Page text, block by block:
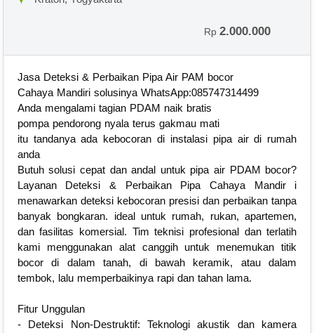
Rp2.000.000
Jasa Deteksi & Perbaikan Pipa Air PAM bocor
Cahaya Mandiri solusinya WhatsApp:085747314499
Anda mengalami tagian PDAM naik bratis
pompa pendorong nyala terus gakmau mati
itu tandanya ada kebocoran di instalasi pipa air di rumah
anda
Butuh solusi cepat dan andal untuk pipa air PDAM bocor?
Layanan Deteksi & Perbaikan Pipa Cahaya Mandir i
menawarkan deteksi kebocoran presisi dan perbaikan tanpa
banyak bongkaran. ideal untuk rumah, rukan, apartemen,
dan fasilitas komersial. Tim teknisi profesional dan terlatih
kami menggunakan alat canggih untuk menemukan titik
bocor di dalam tanah, di bawah keramik, atau dalam
tembok, lalu memperbaikinya rapi dan tahan lama.
Fitur Unggulan
- Deteksi Non-Destruktif: Teknologi akustik dan kamera